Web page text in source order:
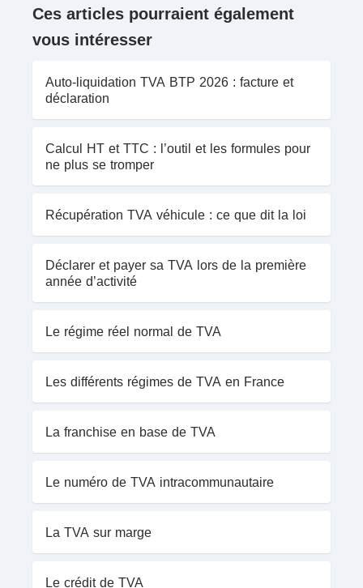
Ces articles pourraient également
vous intéresser
Auto-liquidation TVA BTP 2026 : facture et
déclaration
Calcul HT et TTC : l’outil et les formules pour
ne plus se tromper
Récupération TVA véhicule : ce que dit la loi
Déclarer et payer sa TVA lors de la première
année d’activité
Le régime réel normal de TVA
Les différents régimes de TVA en France
La franchise en base de TVA
Le numéro de TVA intracommunautaire
La TVA sur marge
Le crédit de TVA